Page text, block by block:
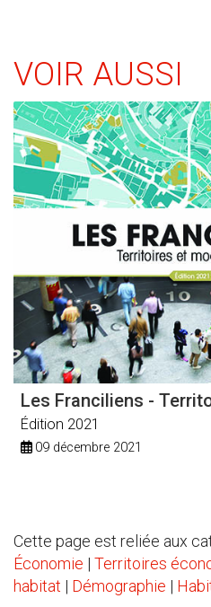
VOIR AUSSI
Les Franciliens -
Édition 2021
09 décembre 2021
Cette page est reliée aux
Économie | Territoires
habitat | Démographie |